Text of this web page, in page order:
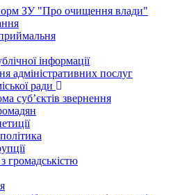
ЗУ "Про очищення влади"
інформації
адміністративних послуг
ради
суб’єктів звернення
громадськістю